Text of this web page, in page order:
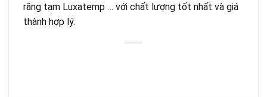
răng tạm Luxatemp … với chất lượng tốt nhất và giá
thành hợp lý.